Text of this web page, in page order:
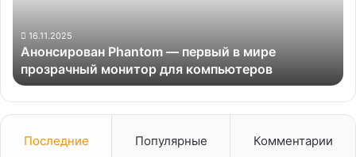
монитор
для
компьютеров
16.11.2025
Анонсирован Phantom — первый в мире
прозрачный монитор для компьютеров
Последние Популярные Комментарии